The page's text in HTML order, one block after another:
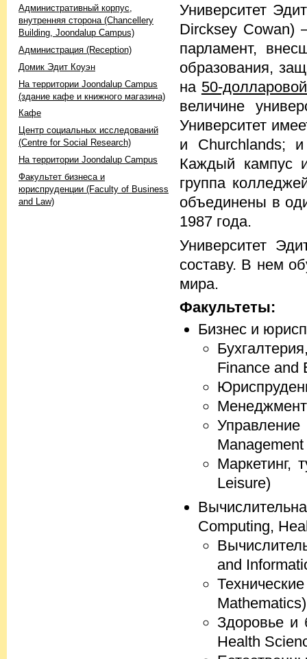
Административный корпус,
внутренняя сторона (Chancellery
Building, Joondalup Campus)
Администрация (Reception)
Домик Эдит Коуэн
На территории Joondalup Campus
(здание кафе и книжного магазина)
Кафе
Центр социальных исследований
(Centre for Social Research)
На территории Joondalup Campus
Факультет бизнеса и
юриспруденции (Faculty of Business
and Law)
Университет
Dircksey Cowan)
парламент,
образования,
на 50-
величине
Университет
и Churchlands;
Каждый кампус
группа
объединены в
1987 года.
Университет
составу. В нем
мира.
Факультеты:
Бизнес и
Finance and
Маркетинг,
Leisure)
Computing,
and
Mathematics)
Здоровье и
Health